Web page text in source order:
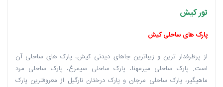
تور کیش
پارک های ساحلی کیش
از پرطرفدار ترین و زیباترین جاهای دیدنی کیش، پارک های ساحلی آن
است. پارک ساحلی میرمهنا، پارک ساحلی سیمرغ، پارک ساحلی مرد
ماهیگیر، پارک ساحلی مرجان و پارک درختان نارگیل از معروفترین پارک